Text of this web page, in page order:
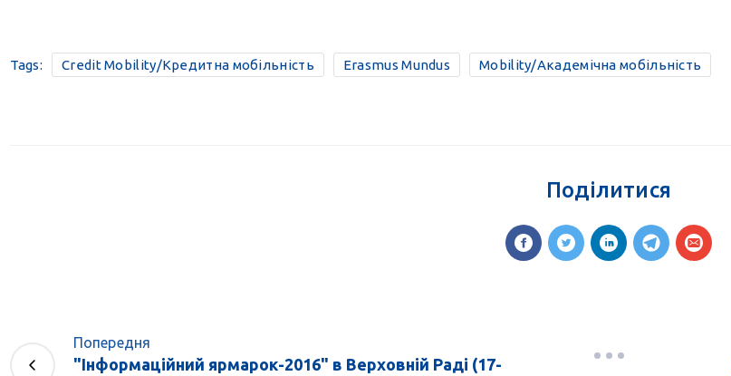
Tags: Credit Mobility/Кредитна мобільність Erasmus Mundus Mobility/Академічна мобільність
Поділитися
Попередня
"Інформаційний ярмарок-2016" в Верховній Раді (17-